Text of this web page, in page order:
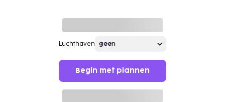
Luchthaven
Begin met plannen